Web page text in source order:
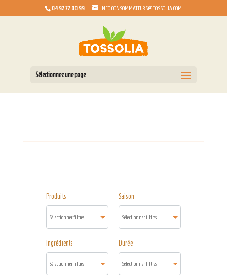
04 92 77 00 99 INFO.CONSOMMATEURS@TOSSOLIA.COM
Sélectionnez une page
Produits Saison
Ingrédients Durée